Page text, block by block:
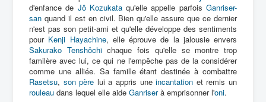
d'enfance de Jô Kozukataqu'elle appelle parfoisGanriser-
san quand il est en civil. Bien qu'elle assure que ce dernier
n'est pas son petit-ami et qu'elle développe des sentiments
pour Kenji Hayachine, elle éprouve de la jalousie envers
Sakurako Tenshôchichaque fois qu'elle se montre trop
familère avec lui, ce qui ne l'empêche pas de la considérer
comme une alliée. Sa famille étant destinée à combattre
Rasetsu, son père lui a appris uneincantation et remis un
rouleau dans lequel elle aide Ganriserà emprisonner l'oni.